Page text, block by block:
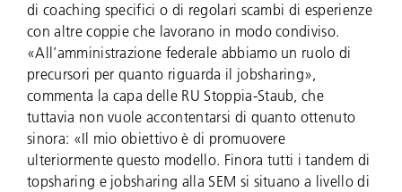
di coaching specifici o di regolari scambi di esperienze
con altre coppie che lavorano in modo condiviso.
«All’amministrazione federale abbiamo un ruolo di
precursori per quanto riguarda il jobsharing»,
commenta la capa delle RU Stoppia-Staub, che
tuttavia non vuole accontentarsi di quanto ottenuto
sinora: «Il mio obiettivo è di promuovere
ulteriormente questo modello. Finora tutti i tandem di
topsharing e jobsharing alla SEM si situano a livello di